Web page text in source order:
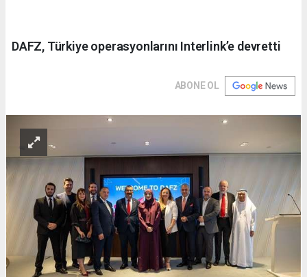
DAFZ, Türkiye operasyonlarını Interlink’e devretti
ABONE OL